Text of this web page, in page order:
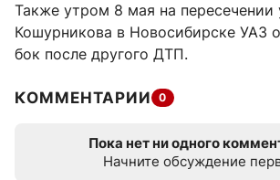
Также утром 8 мая на пересечении
Кошурникова в Новосибирске УАЗ
бок после другого ДТП.
КОММЕНТАРИИ 0
Пока нет ни одного
Начните обсуждение